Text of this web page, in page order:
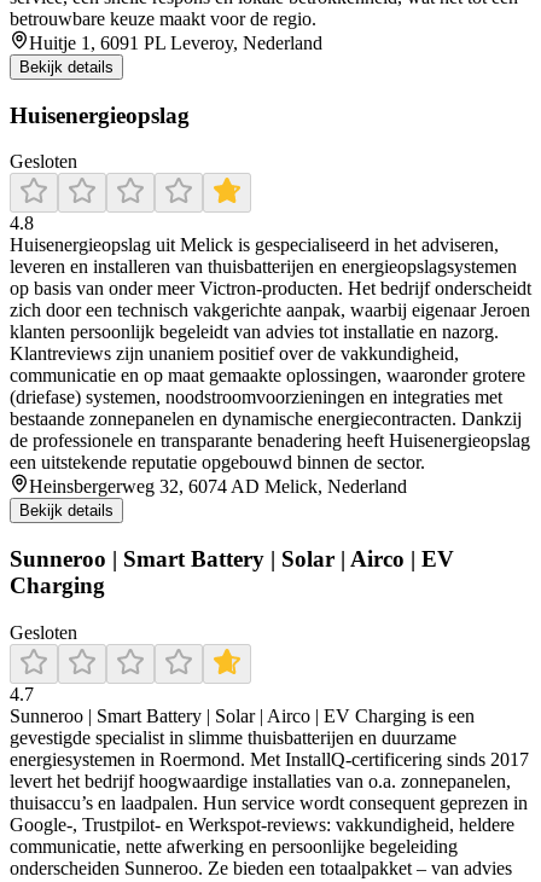
betrouwbare keuze maakt voor de regio.
Huitje 1, 6091 PL Leveroy, Nederland
Bekijk details
Huisenergieopslag
Gesloten
4.8
Huisenergieopslag uit Melick is gespecialiseerd in het adviseren,
leveren en installeren van thuisbatterijen en energieopslagsystemen
op basis van onder meer Victron-producten. Het bedrijf onderscheidt
zich door een technisch vakgerichte aanpak, waarbij eigenaar Jeroen
klanten persoonlijk begeleidt van advies tot installatie en nazorg.
Klantreviews zijn unaniem positief over de vakkundigheid,
communicatie en op maat gemaakte oplossingen, waaronder grotere
(driefase) systemen, noodstroomvoorzieningen en integraties met
bestaande zonnepanelen en dynamische energiecontracten. Dankzij
de professionele en transparante benadering heeft Huisenergieopslag
een uitstekende reputatie opgebouwd binnen de sector.
Heinsbergerweg 32, 6074 AD Melick, Nederland
Bekijk details
Sunneroo | Smart Battery | Solar | Airco | EV
Charging
Gesloten
4.7
Sunneroo | Smart Battery | Solar | Airco | EV Charging is een
gevestigde specialist in slimme thuisbatterijen en duurzame
energiesystemen in Roermond. Met InstallQ‑certificering sinds 2017
levert het bedrijf hoogwaardige installaties van o.a. zonnepanelen,
thuisaccu’s en laadpalen. Hun service wordt consequent geprezen in
Google‑, Trustpilot‑ en Werkspot‑reviews: vakkundigheid, heldere
communicatie, nette afwerking en persoonlijke begeleiding
onderscheiden Sunneroo. Ze bieden een totaalpakket – van advies